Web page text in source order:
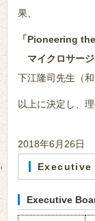
果、
「Pioneering
マイクロサージ
下江隆司先生（
以上に決定し、
2018年6月26日
Executive